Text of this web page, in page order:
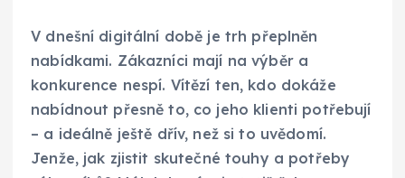
V dnešní digitální době je trh přeplněn
nabídkami. Zákazníci mají na výběr a
konkurence nespí. Vítězí ten, kdo dokáže
nabídnout přesně to, co jeho klienti potřebují
– a ideálně ještě dřív, než si to uvědomí.
Jenže, jak zjistit skutečné touhy a potřeby